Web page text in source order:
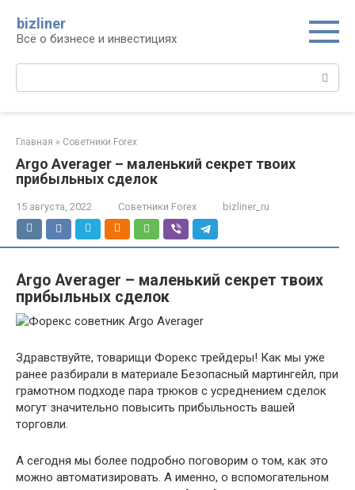
контенту
bizliner
Всё о бизнесе и инвестициях
Поиск:
Главная » Советники Forex
Argo Averager – маленький секрет твоих
прибыльных сделок
15 августа, 2022 Советники Forex bizliner_ru
Argo Averager – маленький секрет твоих
прибыльных сделок
Здравствуйте, товарищи Форекс трейдеры! Как мы уже
ранее разбирали в материале Безопасный мартингейл, при
грамотном подходе пара трюков с усреднением сделок
могут значительно повысить прибыльность вашей
торговли.
А сегодня мы более подробно поговорим о том, как это
можно автоматизировать. А именно, о вспомогательном